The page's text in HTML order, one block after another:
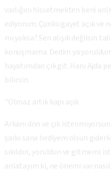
varlığını hissetmekten beni
ediyorum. Çünkü gayet açık ve
mı yoksa? Sen alışık değilsin
konuşmama. Dedim ya
hayatımdan çık git. Hani Ajda
bilirsin.
"Olmaz artık kapı açık
Arkanı dön ve çık
şarkı sana hediyem olsun
sıkıldın, yoruldun ve gitmemi
anlatayım ki, ne önemi var